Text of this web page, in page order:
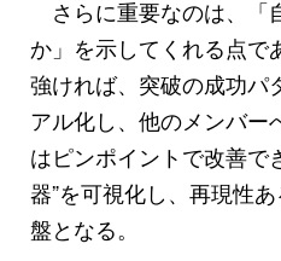
さらに重要なのは、「
か」を示してくれる点で
強ければ、突破の成功パ
アル化し、他のメンバー
はピンポイントで改善で
器”を可視化し、再現性
盤となる。